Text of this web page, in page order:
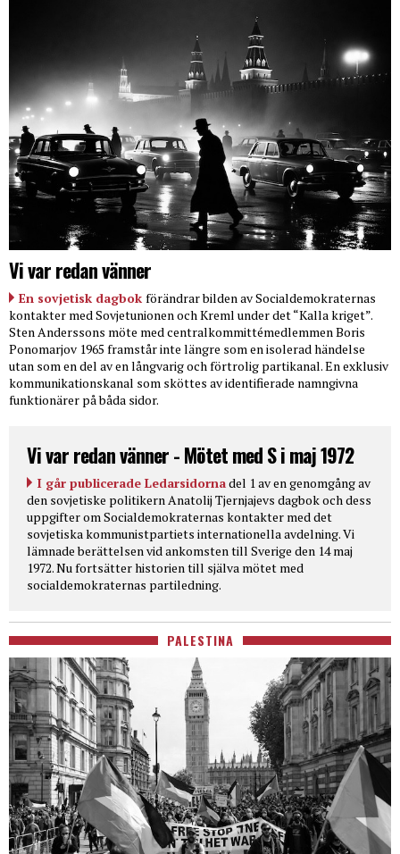
Vi var redan vänner
En sovjetisk dagbok förändrar bilden av Socialdemokraternas
kontakter med Sovjetunionen och Kreml under det “Kalla kriget”.
Sten Anderssons möte med centralkommittémedlemmen Boris
Ponomarjov 1965 framstår inte längre som en isolerad händelse
utan som en del av en långvarig och förtrolig partikanal. En exklusiv
kommunikationskanal som sköttes av identifierade namngivna
funktionärer på båda sidor.
Vi var redan vänner - Mötet med S i maj 1972
I går publicerade Ledarsidornadel 1 av en genomgång av
den sovjetiske politikern Anatolij Tjernjajevs dagbok och dess
uppgifter om Socialdemokraternas kontakter med det
sovjetiska kommunistpartiets internationella avdelning. Vi
lämnade berättelsen vid ankomsten till Sverige den 14 maj
1972. Nu fortsätter historien till själva mötet med
socialdemokraternas partiledning.
PALESTINA